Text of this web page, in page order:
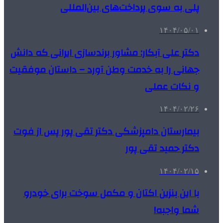
پلی به سوی پرداخت‌های بین‌المللی
۱۴۰۴/۰۵/۰۱
دکتر علی آبکار: مشاور برندسازی ایرانی که دانش
جهانی را به خدمت وطن آورد – داستان موفقیت
و نکات عملی
۱۴۰۴/۰۲/۲۶
بیمارستان دامپزشکی دکتر تقی پور پس از فوت
دکتر حمید تقی پور
۱۴۰۴/۰۲/۱۵
با این بنزین اکتان و مکمل سوخت برای خودرو
شما واجبه!